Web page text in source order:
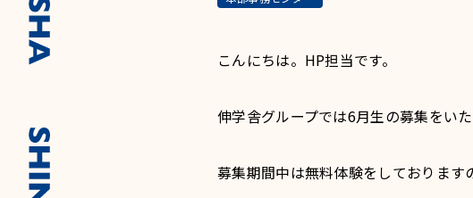
こんにちは。HP担当です。
伸学舎グループでは6月生の募集をいた
募集期間中は無料体験をしております